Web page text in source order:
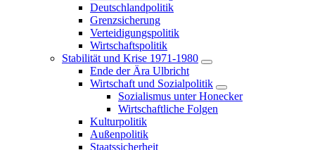
Deutschlandpolitik
Grenzsicherung
Verteidigungspolitik
Wirtschaftspolitik
Stabilität und Krise 1971-1980
Ende der Ära Ulbricht
Wirtschaft und Sozialpolitik
Sozialismus unter Honecker
Wirtschaftliche Folgen
Kulturpolitik
Außenpolitik
Staatssicherheit